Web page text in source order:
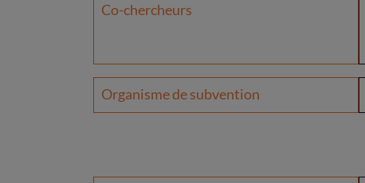
Co-chercheurs
Organisme de subvention